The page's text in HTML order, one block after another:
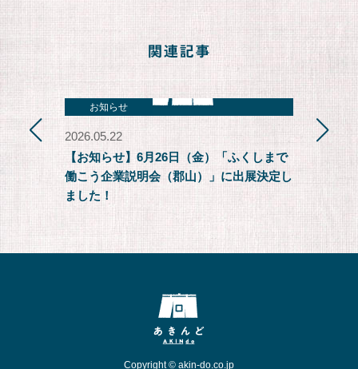
お知らせ
2026.05.22
【お知らせ】6月26日（金）「ふくしまで
働こう企業説明会（郡山）」に出展決定し
ました！
2025.07.29
Copyright © akin-do.co.jp